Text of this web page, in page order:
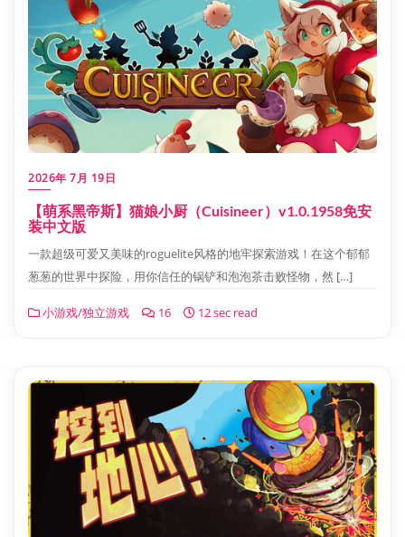
2026年 7月 19日
【萌系黑帝斯】猫娘小厨（Cuisineer）v1.0.1958免安
装中文版
一款超级可爱又美味的roguelite风格的地牢探索游戏！在这个郁郁
葱葱的世界中探险，用你信任的锅铲和泡泡茶击败怪物，然 […]
小游戏/独立游戏 16 12 sec read